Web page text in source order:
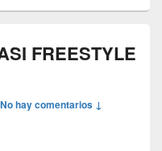
FREESTYLE
No hay comentarios ↓